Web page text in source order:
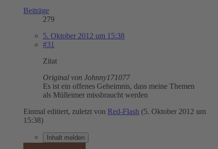
Beiträge
279
5. Oktober 2012 um 15:38
#31
Zitat
Original von Johnny171077
Es ist ein offenes Geheimnis, dass meine Themen
als Mülleimer missbraucht werden
Einmal editiert, zuletzt von Red-Flash (5. Oktober 2012 um
15:38)
Inhalt melden